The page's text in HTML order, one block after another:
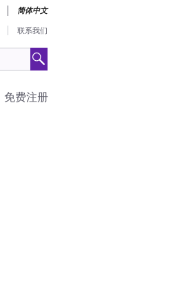
简体中文
联系我们
免费注册